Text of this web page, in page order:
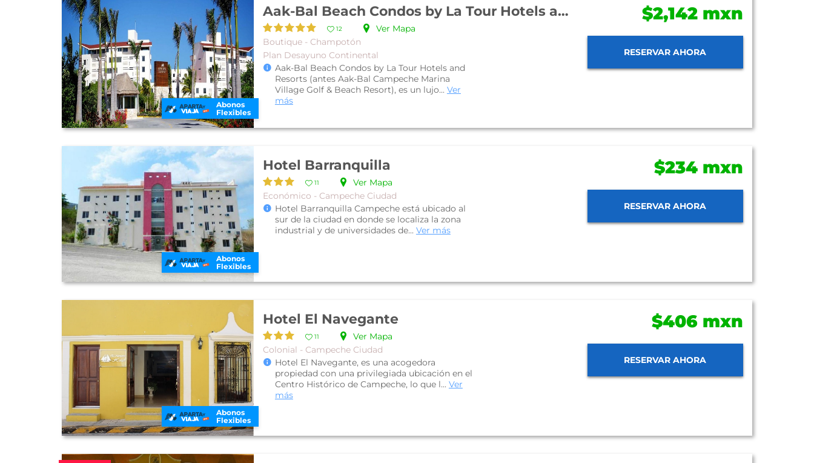
Abonos
Flexibles
Aak-Bal Beach Condos by La Tour Hotels and Resorts
12
Ver Mapa
Boutique - Champotón
Plan Desayuno Continental
Aak-Bal Beach Condos by La Tour Hotels and
Resorts (antes Aak-Bal Campeche Marina
Village Golf & Beach Resort), es un lujo... Ver
más
$2,142 mxn
RESERVAR AHORA
Abonos
Flexibles
Hotel Barranquilla
11
Ver Mapa
Económico - Campeche Ciudad
Hotel Barranquilla Campeche está ubicado al
sur de la ciudad en donde se localiza la zona
industrial y de universidades de... Ver más
$234 mxn
RESERVAR AHORA
Abonos
Flexibles
Hotel El Navegante
11
Ver Mapa
Colonial - Campeche Ciudad
Hotel El Navegante, es una acogedora
propiedad con una privilegiada ubicación en el
Centro Histórico de Campeche, lo que l... Ver
más
$406 mxn
RESERVAR AHORA